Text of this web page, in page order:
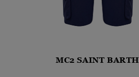
MC2 SAINT BARTH